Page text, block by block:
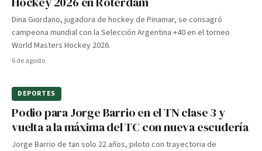
Dina Giordano, jugadora de hockey de Pinamar, se consagró
campeona mundial con la Selección Argentina +40 en el torneo
World Masters Hockey 2026.
6 de agosto
DEPORTES
Podio para Jorge Barrio en el TN clase 3 y
vuelta a la máxima del TC con nueva escudería
Jorge Barrio de tan solo 22 años, piloto con trayectoria de